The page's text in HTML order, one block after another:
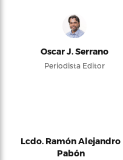
Oscar J. Serrano
Periodista Editor
Lcdo. Ramón Alejandro
Pabón